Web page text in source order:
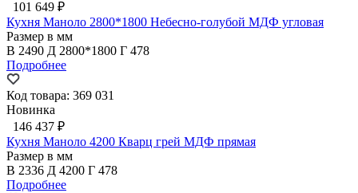
101 649 ₽
Кухня Маноло 2800*1800 Небесно-голубой МДФ угловая
Размер в мм
В 2490 Д 2800*1800 Г 478
Подробнее
Код товара: 369 031
Новинка
146 437 ₽
Кухня Маноло 4200 Кварц грей МДФ прямая
Размер в мм
В 2336 Д 4200 Г 478
Подробнее